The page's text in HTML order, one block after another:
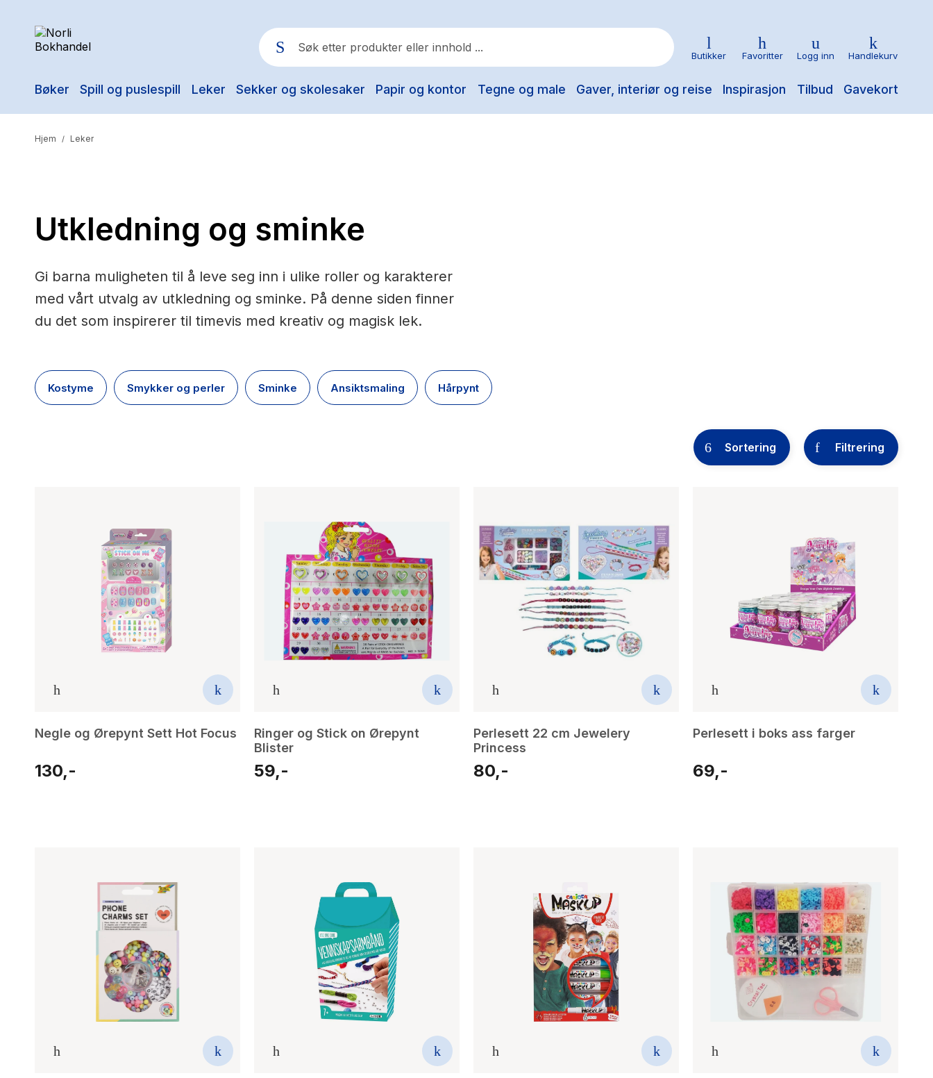
Bøker Spill og puslespill Leker Sekker og skolesaker Papir og kontor Tegne og male Gaver, interiør og reise Inspirasjon Tilbud Gavekort
Populære søk
Elizabeth Strout
Hypopressiv trening
The Housemaid
Butikker Favoritter Logg inn Handlekurv
Hjem / Leker
Utkledning og sminke
Gi barna muligheten til å leve seg inn i ulike roller og karakterer
med vårt utvalg av utkledning og sminke. På denne siden finner
du det som inspirerer til timevis med kreativ og magisk lek.
Kostyme Smykker og perler Sminke Ansiktsmaling Hårpynt
Filtrering
Sortering
Negle og Ørepynt Sett Hot Focus
130,-
Ringer og Stick on Ørepynt
Blister
59,-
Perlesett 22 cm Jewelery
Princess
80,-
Perlesett i boks ass farger
69,-